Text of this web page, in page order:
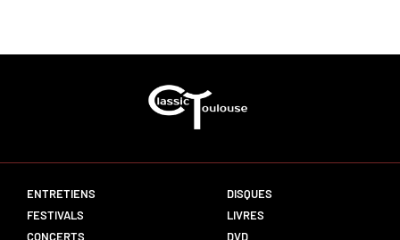
ENTRETIENS
FESTIVALS
CONCERTS
DISQUES
LIVRES
DVD